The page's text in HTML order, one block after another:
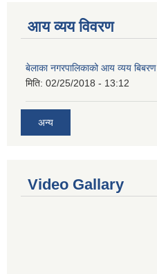
आय व्यय विवरण
बेलाका नगरपालिकाको आय व्यय बिबरण
मिति: 02/25/2018 - 13:12
अन्य
Video Gallary